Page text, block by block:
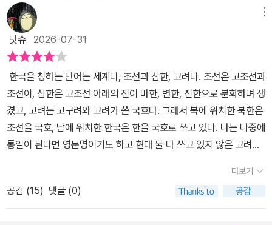
rea)’라는 이름부터 팔만대장경판과 고려청자로 대표되는 문화적 성
취, 2000년대 초 방영해 지금까지도 인터넷 밈으로 활용되는 사극
《태조 왕건》까지, ‘고려’ 하면 한국인 누구나 쉽게 떠올리는 것들은
있다. 하지만 고려시대가 흥성하고 쇠망한 역사적 흐름과 그 안에서
펼쳐진 정치적 격변의 구체적 사정을 아는 사람은 매우 드물다. 고려
역사를 기록한 사료들은 최소 630여 년 세월의 풍파 속에서 자연적
으로 그리고 의도적으로 지워져 소략하기 그지없고, 고려의 유물과
유적지들은 대부분 오늘날 북한 지역에 소재하여 쉽사리 접할 수 없
는 실정이다. 깊이 있는 학술적 연구와 저작물 제작에 어려움이 따르
콘텐츠는 여태 전무할 수밖에 없었다. 이에 박시백은 자신이 지금껏
해왔고 가장 잘하는 방식, 즉 정사(正史) 사료를 기반으로 삼아 고려
시대를 복원하는 일에 나섰다. 박시백은 《조선왕조실록》, 《삼국사
닷슈 2026-07-31
한국을 칭하는 단어는 세계다, 조선과 삼한, 고려다. 조선은 고조선과
조선이, 삼한은 고조선 아래의 진이 마한, 변한, 진한으로 분화하며 생
겼고, 고려는 고구려와 고려가 쓴 국호다. 그래서 북에 위치한 북한은
조선을 국호, 남에 위치한 한국은 한을 국호로 쓰고 있다. 나는 나중에
통일이 된다면 영문명이기도 하고 현대 둘 다 쓰고 있지 않은 고려가
괜찮은 후보지로 여긴다. 박시백 작가는 조선왕조실록을 만화로 그린
것으로 유명하다. 그리고 일제강점도 그렸고, 마지막으로 그린 것이
고려다. 나중에 삼국시대나, 남북국시대도 언젠가는 그려주지 않을까
더보기
공감 (15) 댓글 (0)